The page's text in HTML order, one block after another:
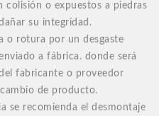
colisión o expuestos a piedras
su integridad.
o rotura por un desgaste
a fábrica. donde será
fabricante o proveedor
de producto.
se recomienda el desmontaje